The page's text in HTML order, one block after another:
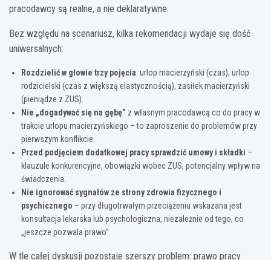
pracodawcy są realne, a nie deklaratywne.
Bez względu na scenariusz, kilka rekomendacji wydaje się dość
uniwersalnych:
Rozdzielić w głowie trzy pojęcia: urlop macierzyński (czas), urlop
rodzicielski (czas z większą elastycznością), zasiłek macierzyński
(pieniądze z ZUS).
Nie „dogadywać się na gębę” z własnym pracodawcą co do pracy w
trakcie urlopu macierzyńskiego – to zaproszenie do problemów przy
pierwszym konflikcie.
Przed podjęciem dodatkowej pracy sprawdzić umowy i składki –
klauzule konkurencyjne, obowiązki wobec ZUS, potencjalny wpływ na
świadczenia.
Nie ignorować sygnałów ze strony zdrowia fizycznego i
psychicznego – przy długotrwałym przeciążeniu wskazana jest
konsultacja lekarska lub psychologiczna, niezależnie od tego, co
„jeszcze pozwala prawo”.
W tle całej dyskusji pozostaje szerszy problem: prawo pracy